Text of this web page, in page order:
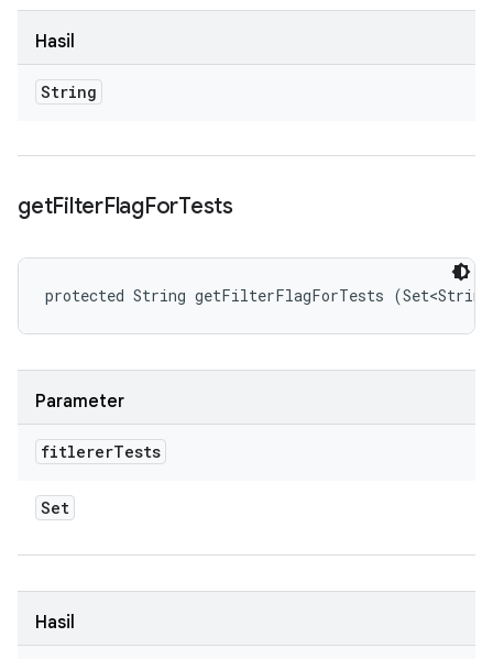
Hasil
String
getFilterFlagForTests
protected String getFilterFlagForTests
Parameter
fitlererTests
Set
Hasil